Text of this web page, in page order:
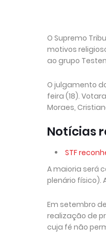
O Supremo
motivos
ao grupo
O julgamento
feira (18).
Moraes,
Notícias
STF
A maioria será
plenário físico).
Em setembro
realização de
cuja fé não